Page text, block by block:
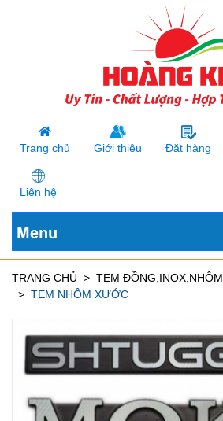
Trang chủ Giới thiệu Đặt hàng
Liên hệ
Menu
TRANG CHỦ
TEM ĐỒNG,INOX,NHÔM
TEM NHÔM XƯỚC